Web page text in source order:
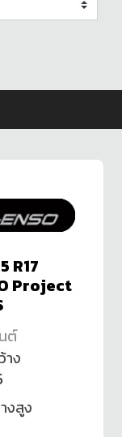
R17
Project
ต์
าง
งสูง